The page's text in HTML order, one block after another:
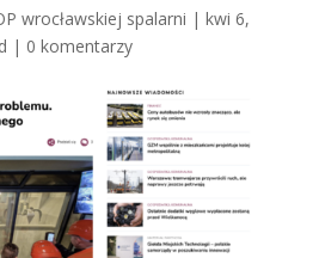
wrocławskiej spalarni | kwi 6,
| 0 komentarzy